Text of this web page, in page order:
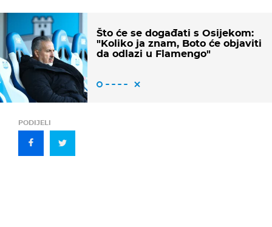
Što će se događati s Osijekom:
"Koliko ja znam, Boto će objaviti
da odlazi u Flamengo"
PODIJELI